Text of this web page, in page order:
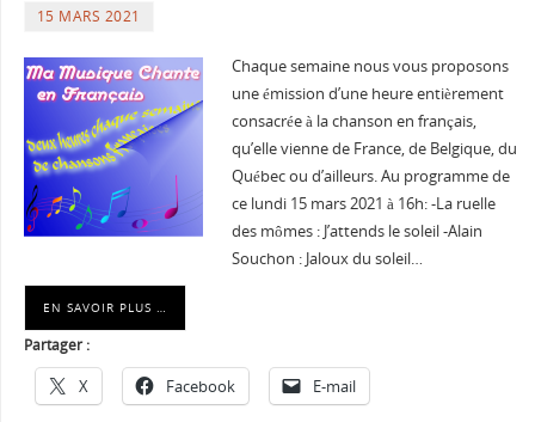
15 MARS 2021
Chaque semaine nous vous proposons
une émission d’une heure entièrement
consacrée à la chanson en français,
qu’elle vienne de France, de Belgique, du
Québec ou d’ailleurs. Au programme de
ce lundi 15 mars 2021 à 16h: -La ruelle
des mômes : J’attends le soleil -Alain
Souchon : Jaloux du soleil…
EN SAVOIR PLUS …
Partager :
X Facebook E-mail